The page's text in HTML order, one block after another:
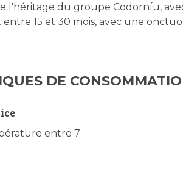
l'héritage du groupe Codorníu,
15 et 30 mois, avec une
DE
entre 7